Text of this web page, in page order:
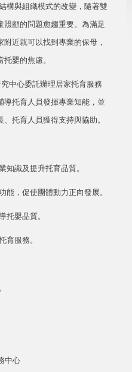
構與組織模式的改變，隨著雙
顧的問題愈趨重要。為滿足
近就可以找到專業的保母，
嬰的焦慮。
中心委託辦理居家托育服務
導托育人員發揮專業知能，並
托育人員獲得支持與協助。
知識及提升托育品質。
能，促使團體動力正向發展。
托嬰品質。
育服務。
中心